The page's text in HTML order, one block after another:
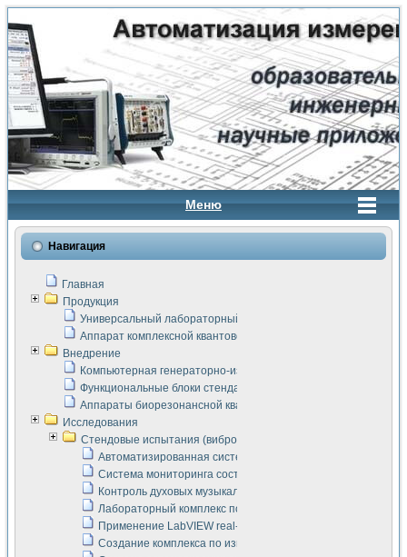
Меню
Навигация
Главная
Продукция
Универсальный лабораторный стенд "Сигнал-USB"
Аппарат комплексной квантовой терапии Интроскан
Внедрение
Компьютерная генераторно-измерительная система
Функциональные блоки стенда "Сигнал-USB"
Аппараты биорезонансной квантовой терапии серии СКАН
Исследования
Стендовые испытания (виброакустика, тензометрия и т.п.)
Автоматизированная система измерения параметров
Система мониторинга состояния тяговых
Контроль духовых музыкальных инструментов
Лабораторный комплекс по исследованию элементной
Применение LabVIEW real-time module для
Создание комплекса по измерению скорости подвижного